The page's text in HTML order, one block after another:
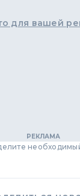
для вашей